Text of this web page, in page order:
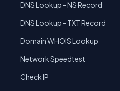
DNS Lookup - NS Record
DNS Lookup - TXT Record
Domain WHOIS Lookup
Network Speedtest
Check IP